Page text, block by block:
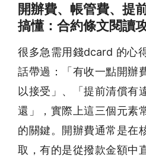
開辦費、帳管費、提
搞懂：合約條文閱讀
很多急需用錢dcard 的心
話帶過：「有收一點開辦
以接受」、「提前清償有
還」，實際上這三個元素
的關鍵。開辦費通常是在
取，有的是從撥款金額中